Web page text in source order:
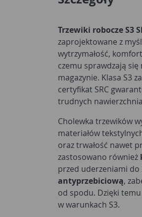
Trzewiki robocze S3
zaprojektowane z
wytrzymałość,
czemu sprawdzają
magazynie. Klasa S3
certyfikat SRC
trudnych
Cholewka trzewików
materiałów
oraz trwałość nawet
zastosowano również
przed uderzeniami do
antyprzebiciową,
od spodu. Dzięki
w warunkach S3.